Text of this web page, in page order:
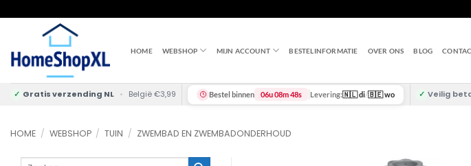
to
HOME WEBSHOP MIJN ACCOUNT BESTELINFORMATIE OVER ONS BLOG
✓ Gratis verzending NL • België €3,99 Bestel binnen 06u 08m 48s Levering:🇳🇱 di/🇧🇪 wo ✓ Veilig
HOME / WEBSHOP / TUIN / ZWEMBAD EN ZWEMBADONDERHOUD
Zoeken